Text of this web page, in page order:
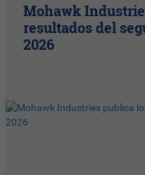
Mohawk
resultados del
2026